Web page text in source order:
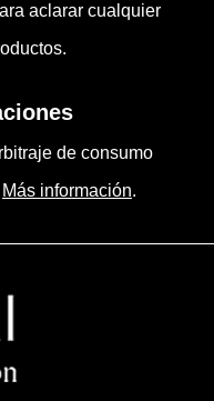
aclarar cualquier
de consumo
Más información.